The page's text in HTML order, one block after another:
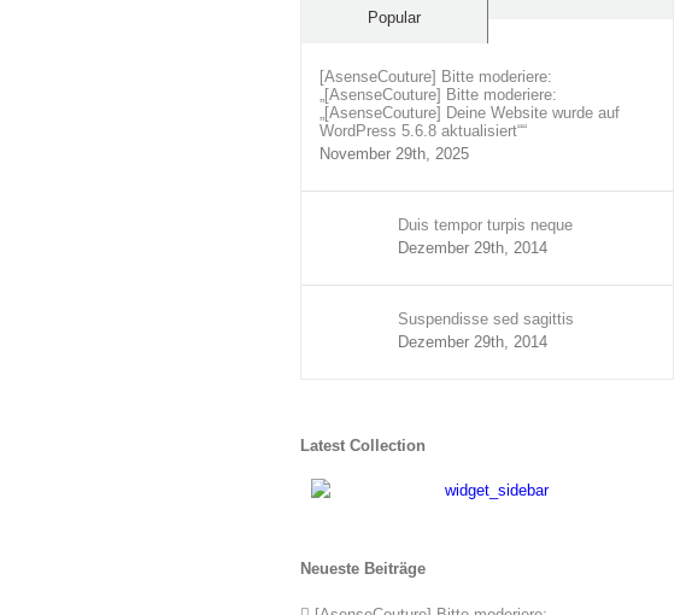
Popular
[AsenseCouture] Bitte moderiere:
„[AsenseCouture] Bitte moderiere:
„[AsenseCouture] Deine Website wurde auf
WordPress 5.6.8 aktualisiert““
November 29th, 2025
Duis tempor turpis neque
Dezember 29th, 2014
Suspendisse sed sagittis
Dezember 29th, 2014
Latest Collection
Neueste Beiträge